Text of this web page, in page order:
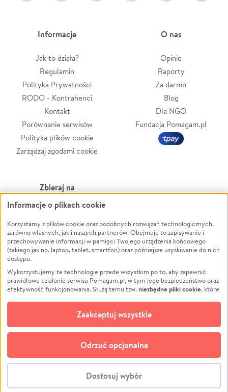
Stwórz zbiórkę - za darmo
Informacje
Jak to działa?
Regulamin
Polityka Prywatności
RODO - Kontrahenci
Kontakt
Porównanie serwisów
Polityka plików cookie
Zarządzaj zgodami cookie
O nas
Opinie
Raporty
Za darmo
Blog
Dla NGO
Fundacja Pomagam.pl
Zbieraj na
Leczenie
Zwierzęta
Pożar
Ukraina
Pomoc Finansowa
Projekty
Pogrzeb
Społeczność lokalna
Kultura
Powódź
Wichura
NGO
Edukacja
Podróż
Impreza
Ochrona środowiska
Biznes
© CROWDING SP. Z O.O.
Informacje o plikach cookie
Korzystamy z plików cookie oraz podobnych rozwiązań technologicznych,
zarówno własnych, jak i naszych partnerów. Obejmuje to zapisywanie i
przechowywanie informacji w pamięci Twojego urządzenia końcowego
(takiego jak np. laptop, tablet, smartfon) oraz późniejsze uzyskiwanie do nich
dostępu.
Wykorzystujemy te technologie przede wszystkim po to, aby zapewnić
prawidłowe działanie serwisu Pomagam.pl, w tym jego bezpieczeństwo oraz
efektywność funkcjonowania. Służą temu tzw.niezbędne pliki cookie, które
opcjonalnych plików cookie
technologii do celów analitycznych i retargetingowych. Możesz wyrazić
zgodę na ich stosowanie lub jej odmówić. W dowolnym momencie masz
możliwość zmiany swoich preferencji na stronie „Zarządzaj zgodami cookie”,
do której link znajdziesz w stopce serwisu Pomagam.pl. Opcjonalne pliki
cookie wykorzystywane są w następujących celach:
działanie serwisu Pomagam.pl. Dzięki nim możemy zrozumieć, jak
użytkownicy korzystają z naszego serwisu – skąd trafiają do serwisu, jak
Dostosuj wybór
Odrzuć opcjonalne
Zaakceptuj wszystkie